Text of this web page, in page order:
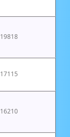
19818
17115
16210